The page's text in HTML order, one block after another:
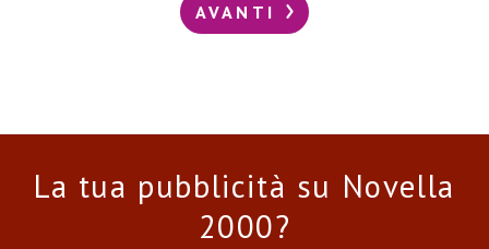
AVANTI
La tua pubblicità su Novella
2000?